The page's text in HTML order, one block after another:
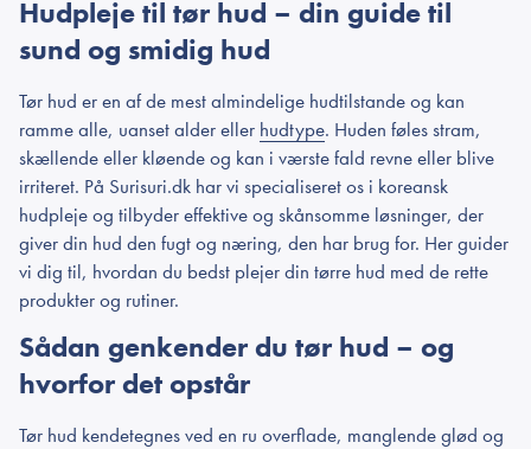
Hudpleje til tør hud – din guide til
sund og smidig hud
Tør hud er en af de mest almindelige hudtilstande og kan
ramme alle, uanset alder eller hudtype. Huden føles stram,
skællende eller kløende og kan i værste fald revne eller blive
irriteret. På Surisuri.dk har vi specialiseret os i koreansk
hudpleje og tilbyder effektive og skånsomme løsninger, der
giver din hud den fugt og næring, den har brug for. Her guider
vi dig til, hvordan du bedst plejer din tørre hud med de rette
produkter og rutiner.
Sådan genkender du tør hud – og
hvorfor det opstår
Tør hud kendetegnes ved en ru overflade, manglende glød og